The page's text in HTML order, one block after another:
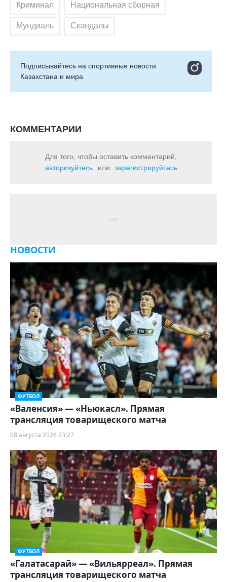
Криминал Национальная сборная
Мундиаль Скандалы
Подписывайтесь на cпортивные новости
Казахстана и мира
КОММЕНТАРИИ
Для того, чтобы оставить комментарий,
авторизуйтесь
или зарегистрируйтесь
НОВОСТИ
ФУТБОЛ
«Валенсия» — «Ньюкасл». Прямая
трансляция товарищеского матча
08 августа 2026 23:27
ФУТБОЛ
«Галатасарай» — «Вильярреал». Прямая
трансляция товарищеского матча